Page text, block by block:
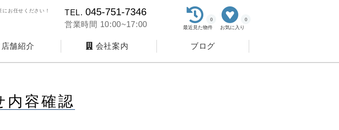
お任せください！
お気に入り
0
最近見た物件
0
TEL. 045-751-7346
営業時間 10:00~17:00
店舗紹介 会社案内 ブログ
内容確認